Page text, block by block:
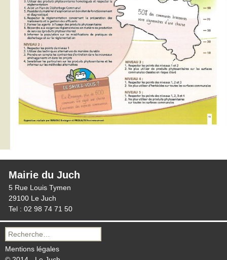
Mairie du Juch
5 Rue Louis Tymen
29100 Le Juch
Tel : 02 98 74 71 50
Recherche
pour :
Mentions légales